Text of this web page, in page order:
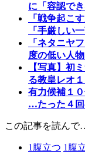
に「容認でき
「戦争起こ
「手厳しい一
「ネタニヤ
度の低い人
【写真】初
る教皇レオ
有力候補１
…たった４回
この記事を読んで
1 腹立つ 1 腹